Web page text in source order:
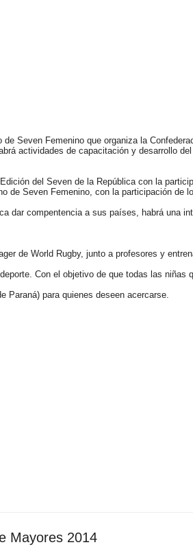
Seven Femenino que organiza la
actividades de capacitación y desarrollo
del Seven de la República con la
de Seven Femenino, con la participación de
dar compentencia a sus países, habrá una
de World Rugby, junto a profesores y
Con el objetivo de que todas las niñas
Paraná) para quienes deseen acercarse.
Mayores 2014